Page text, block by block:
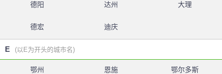
德阳 达州 大理
德宏 迪庆
E (以E为开头的城市名)
鄂州 恩施 鄂尔多斯